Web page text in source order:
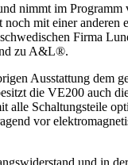
nimmt im
mit einer
Firma
zu A&L®.
Ausstattung dem
die VE200 auch
Schaltungsteile
vor
und in